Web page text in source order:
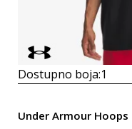
Dostupno boja:1
Under Armour